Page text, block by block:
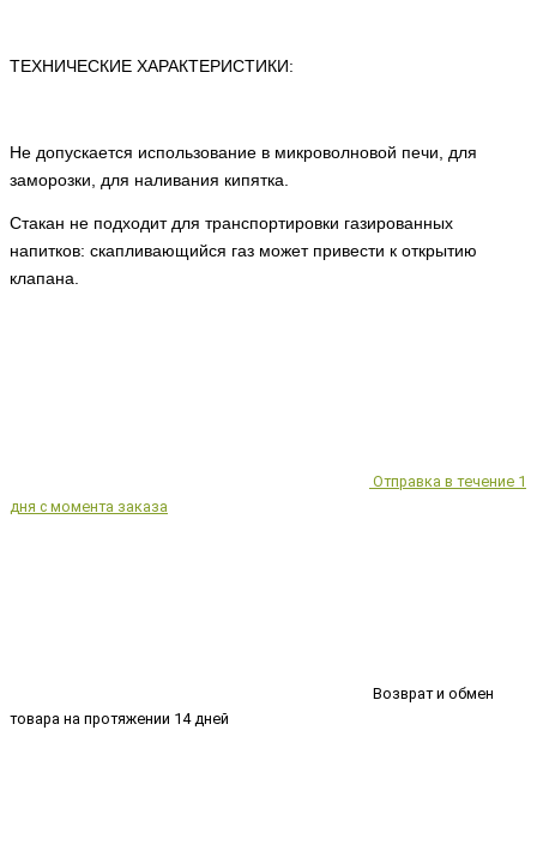
ТЕХНИЧЕСКИЕ ХАРАКТЕРИСТИКИ:
Не допускается использование в микроволновой печи, для
заморозки, для наливания кипятка.
Стакан не подходит для транспортировки газированных
напитков: скапливающийся газ может привести к открытию
клапана.
Отправка в течение 1
дня с момента заказа
Возврат и обмен
товара на протяжении 14 дней